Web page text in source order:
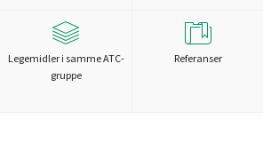
Legemidler i samme ATC-
gruppe
Referanser